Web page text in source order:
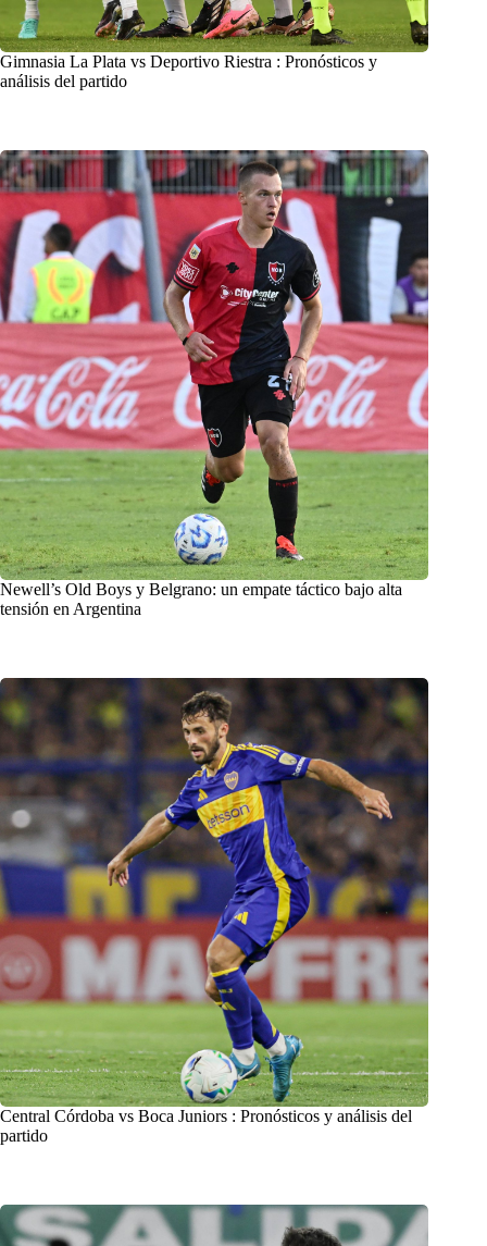
Gimnasia La Plata vs Deportivo Riestra : Pronósticos y
análisis del partido
Newell’s Old Boys y Belgrano: un empate táctico bajo alta
tensión en Argentina
Central Córdoba vs Boca Juniors : Pronósticos y análisis del
partido